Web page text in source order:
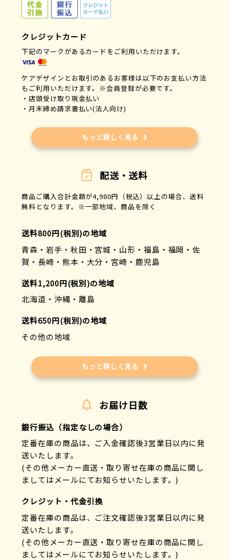
クレジットカード
下記のマークがあるカードをご利用いただけます。
ケアデザインとお取引のあるお客様は以下のお支払い方法
もご利用いただけます。※会員登録が必要です。
・店頭受け取り現金払い
・月末締め請求書払い(法人向け)
もっと詳しく見る
配送・送料
商品ご購入合計金額が4,980円（税込）以上の場合、送料
無料となります。※一部地域、商品を除く
送料800円(税別)の地域
青森・岩手・秋田・宮城・山形・福島・福岡・佐
賀・長崎・熊本・大分・宮崎・鹿児島
送料1,200円(税別)の地域
北海道・沖縄・離島
送料650円(税別)の地域
その他の地域
もっと詳しく見る
お届け日数
銀行振込（指定なしの場合）
定番在庫の商品は、ご入金確認後3営業日以内に発
送いたします。
(その他メーカー直送・取り寄せ在庫の商品に関し
ましてはメールにてお知らせいたします。)
クレジット・代金引換
定番在庫の商品は、ご注文確認後3営業日以内に発
送いたします。
(その他メーカー直送・取り寄せ在庫の商品に関し
ましてはメールにてお知らせいたします。)